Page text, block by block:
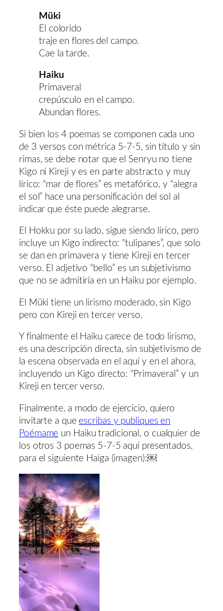
Müki
El colorido
traje en flores del campo.
Cae la tarde.
Haiku
Primaveral
crepúsculo en el campo.
Abundan flores.
Si bien los 4 poemas se componen cada uno
de 3 versos con métrica 5-7-5, sin título y sin
rimas, se debe notar que el Senryu no tiene
Kigo ni Kireji y es en parte abstracto y muy
lírico: “mar de flores” es metafórico, y “alegra
el sol” hace una personificación del sol al
indicar que éste puede alegrarse.
El Hokku por su lado, sigue siendo lírico, pero
incluye un Kigo indirecto: “tulipanes”, que solo
se dan en primavera y tiene Kireji en tercer
verso. El adjetivo “bello” es un subjetivismo
que no se admitiría en un Haiku por ejemplo.
El Müki tiene un lirismo moderado, sin Kigo
pero con Kireji en tercer verso.
Y finalmente el Haiku carece de todo lirismo,
es una descripción directa, sin subjetivismo de
la escena observada en el aquí y en el ahora,
incluyendo un Kigo directo: “Primaveral” y un
Kireji en tercer verso.
Finalmente, a modo de ejercicio, quiero
invitarte a que escribas y publiques en
Poémame un Haiku tradicional, o cualquier de
los otros 3 poemas 5-7-5 aquí presentados,
para el siguiente Haiga (imagen):￼